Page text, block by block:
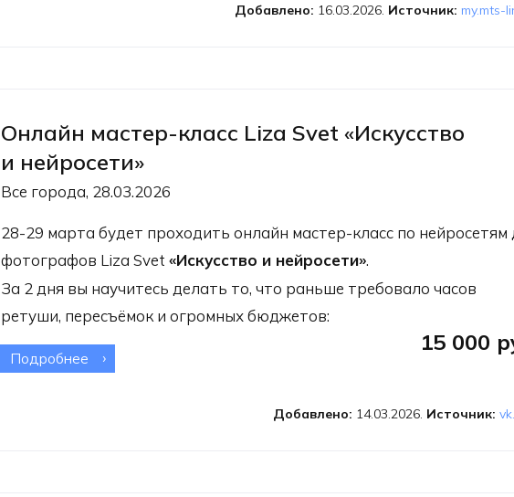
Добавлено: 16.03.2026. Источник: my.mts-
Онлайн мастер-класс Liza Svet «Искусство
и нейросети»
Все города, 28.03.2026
28-29 марта будет проходить онлайн мастер-класс по нейросетям
фотографов Liza Svet«Искусство и нейросети».
За 2 дня вы научитесь делать то, что раньше требовало часов
ретуши, пересъёмок и огромных бюджетов:
Подробнее о Онлайн мастер-класс
15 000
Добавлено: 14.03.2026. Источник: